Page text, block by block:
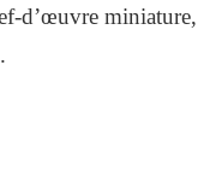
d’œuvre miniature,